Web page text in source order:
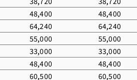
48,400 48,400
64,240 64,240
55,000 55,000
33,000 33,000
48,400 48,400
60,500 60,500